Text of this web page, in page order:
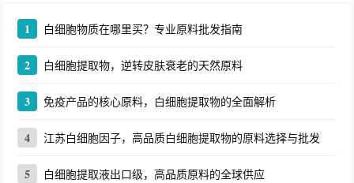
1 白细胞物质在哪里买？专业原料批发指南
2 白细胞提取物，逆转皮肤衰老的天然原料
3 免疫产品的核心原料，白细胞提取物的全面解析
4 江苏白细胞因子，高品质白细胞提取物的原料选择与批发
5 白细胞提取液出口级，高品质原料的全球供应